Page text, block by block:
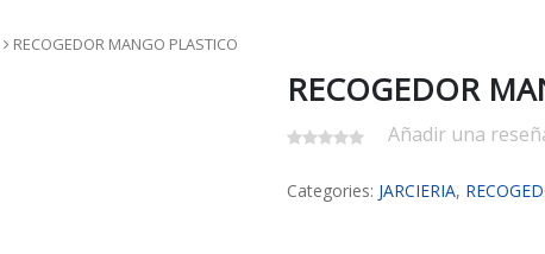
RECOGEDOR MANGO PLASTICO
RECOGEDOR
Añadir una
Categories: JARCIERIA,